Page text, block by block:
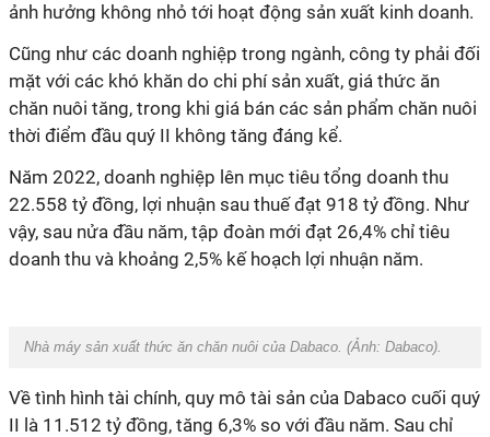
ảnh hưởng không nhỏ tới hoạt động sản xuất kinh doanh.
Cũng như các doanh nghiệp trong ngành, công ty phải đối
mặt với các khó khăn do chi phí sản xuất, giá thức ăn
chăn nuôi tăng, trong khi giá bán các sản phẩm chăn nuôi
thời điểm đầu quý II không tăng đáng kể.
Năm 2022, doanh nghiệp lên mục tiêu tổng doanh thu
22.558 tỷ đồng, lợi nhuận sau thuế đạt 918 tỷ đồng. Như
vậy, sau nửa đầu năm, tập đoàn mới đạt 26,4% chỉ tiêu
doanh thu và khoảng 2,5% kế hoạch lợi nhuận năm.
Nhà máy sản xuất thức ăn chăn nuôi của Dabaco. (Ảnh: Dabaco).
Về tình hình tài chính, quy mô tài sản của Dabaco cuối quý
II là 11.512 tỷ đồng, tăng 6,3% so với đầu năm. Sau chỉ